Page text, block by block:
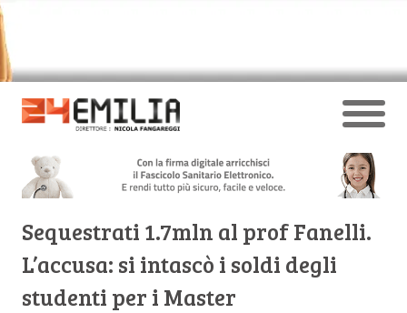
Sequestrati 1.7mln al prof Fanelli.
L’accusa: si intascò i soldi degli
studenti per i Master